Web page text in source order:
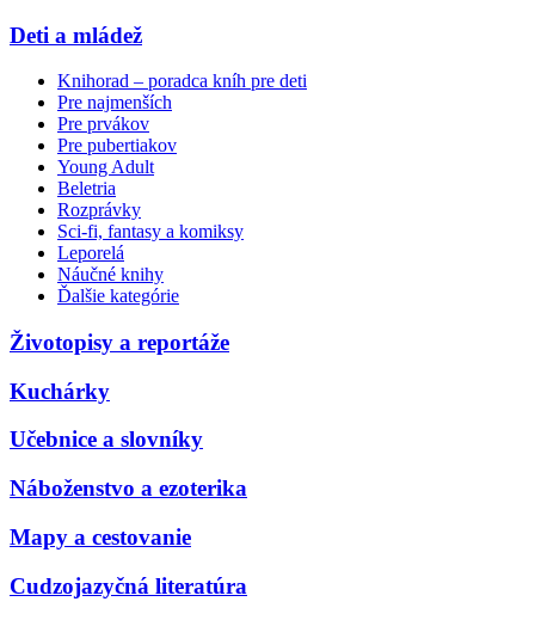
Deti a mládež
Knihorad – poradca kníh pre deti
Pre najmenších
Pre prvákov
Pre pubertiakov
Young Adult
Beletria
Rozprávky
Sci-fi, fantasy a komiksy
Leporelá
Náučné knihy
Ďalšie kategórie
Životopisy a reportáže
Kuchárky
Učebnice a slovníky
Náboženstvo a ezoterika
Mapy a cestovanie
Cudzojazyčná literatúra